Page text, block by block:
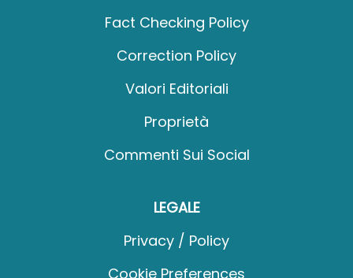
Fact Checking Policy
Correction Policy
Valori Editoriali
Proprietà
Commenti Sui Social
LEGALE
Privacy / Policy
Cookie Preferences